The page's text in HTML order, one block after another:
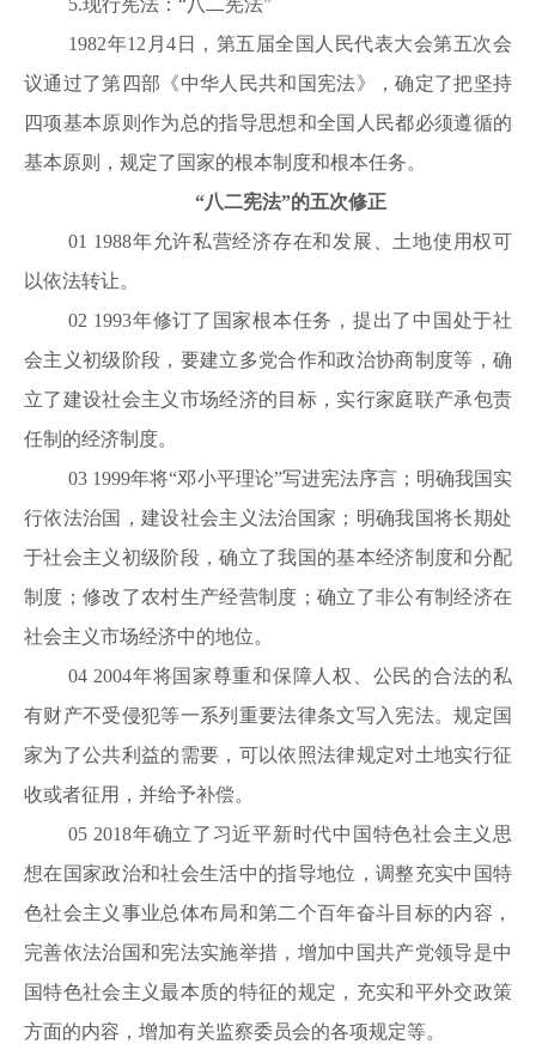
5.现行宪法：“八二宪法”
1982年12月4日，第五届全国人民代表大会第五次会
议通过了第四部《中华人民共和国宪法》，确定了把坚持
四项基本原则作为总的指导思想和全国人民都必须遵循的
基本原则，规定了国家的根本制度和根本任务。
“八二宪法”的五次修正
01 1988年允许私营经济存在和发展、土地使用权可
以依法转让。
02 1993年修订了国家根本任务，提出了中国处于社
会主义初级阶段，要建立多党合作和政治协商制度等，确
立了建设社会主义市场经济的目标，实行家庭联产承包责
任制的经济制度。
03 1999年将“邓小平理论”写进宪法序言；明确我国实
行依法治国，建设社会主义法治国家；明确我国将长期处
于社会主义初级阶段，确立了我国的基本经济制度和分配
制度；修改了农村生产经营制度；确立了非公有制经济在
社会主义市场经济中的地位。
042004年将国家尊重和保障人权、公民的合法的私
有财产不受侵犯等一系列重要法律条文写入宪法。规定国
家为了公共利益的需要，可以依照法律规定对土地实行征
收或者征用，并给予补偿。
052018年确立了习近平新时代中国特色社会主义思
想在国家政治和社会生活中的指导地位，调整充实中国特
色社会主义事业总体布局和第二个百年奋斗目标的内容，
完善依法治国和宪法实施举措，增加中国共产党领导是中
国特色社会主义最本质的特征的规定，充实和平外交政策
方面的内容，增加有关监察委员会的各项规定等。